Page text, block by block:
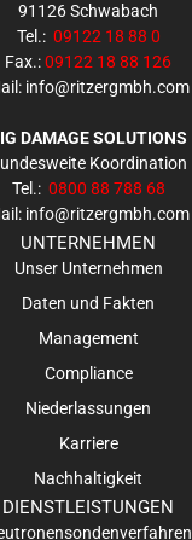
91126 Schwabach
Tel.: 09122 18 88 0
Fax.:09122 18 88 126
info@ritzergmbh.com
DAMAGE SOLUTIONS
Koordination
Tel.: 0800 88 788 68
info@ritzergmbh.com
UNTERNEHMEN
Unser Unternehmen
Daten und Fakten
Management
Compliance
Niederlassungen
Karriere
Nachhaltigkeit
DIENSTLEISTUNGEN